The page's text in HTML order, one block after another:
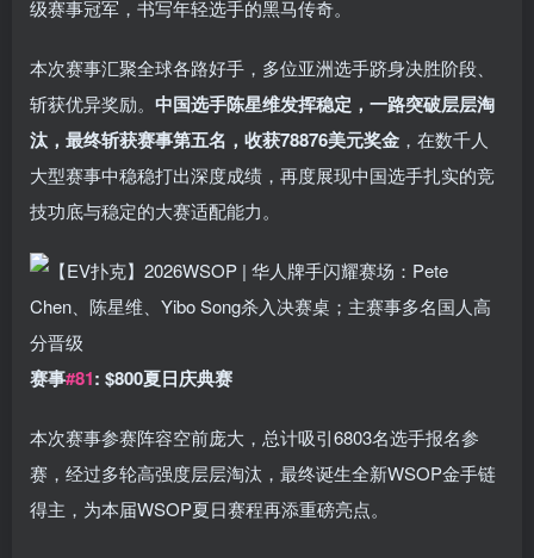
级赛事冠军，书写年轻选手的黑马传奇。
本次赛事汇聚全球各路好手，多位亚洲选手跻身决胜阶段、
斩获优异奖励。 中国选手陈星维发挥稳定，一路突破层层淘
汰，最终斩获赛事第五名，收获78876美元奖金 ，在数千人
大型赛事中稳稳打出深度成绩，再度展现中国选手扎实的竞
技功底与稳定的大赛适配能力。
赛事#81: $800夏日庆典赛
本次赛事参赛阵容空前庞大，总计吸引6803名选手报名参
赛，经过多轮高强度层层淘汰，最终诞生全新WSOP金手链
得主，为本届WSOP夏日赛程再添重磅亮点。